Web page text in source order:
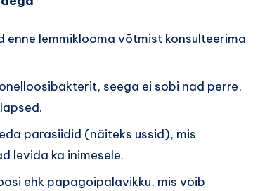
enne lemmiklooma võtmist konsulteerima
seega ei sobi nad perre,
parasiidid (näiteks ussid), mis
levida ka inimesele.
ehk papagoipalavikku, mis võib